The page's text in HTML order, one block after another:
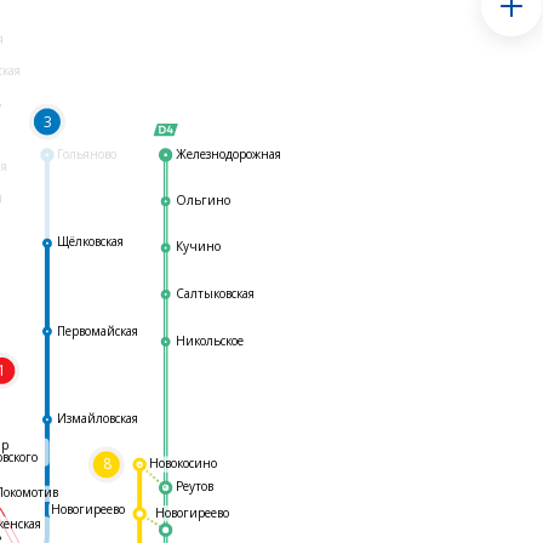
Гольяново
3
8
Железнодорожная
Ольгино
Кучино
Салтыковская
Никольское
Реутов
Измайловская
Первомайская
Щёлковская
Новогиреево
Новогиреево
Новокосино